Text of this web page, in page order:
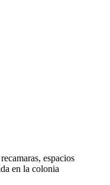
espacios
en la colonia